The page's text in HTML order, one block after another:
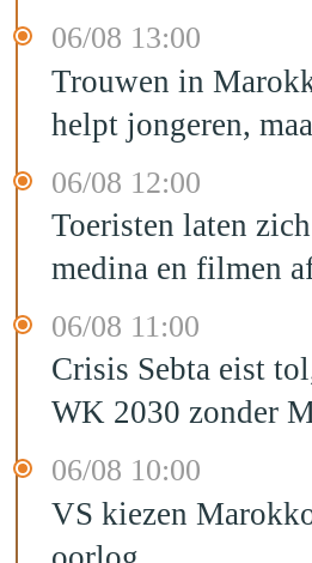
06/08 13:00
Trouwen in
helpt jongeren,
06/08 12:00
Toeristen laten
medina en filmen
06/08 11:00
Crisis Sebta eist
WK 2030 zonder
06/08 10:00
VS kiezen